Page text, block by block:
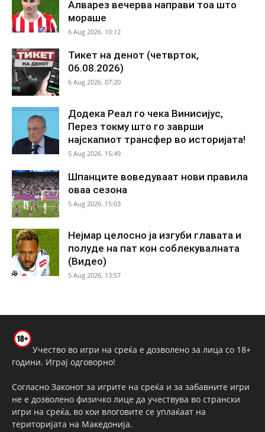
Алварез вечерва направи тоа што
мораше
6 Aug 2026. 10:12
Тикет на денот (четврток,
06.08.2026)
6 Aug 2026. 07:20
Додека Реал го чека Винисијус,
Перез токму што го заврши
најскапиот трансфер во историјата!
5 Aug 2026. 15:49
Шпанците воведуваат нови правила
оваа сезона
5 Aug 2026. 15:03
Нејмар целосно ја изгуби главата и
полуде на пат кон соблекувалната
(Видео)
5 Aug 2026. 13:57
Учество во игри на среќа е дозволено за лица со 18+
години. Играј одговорно!
Согласно Законот за игрите на среќа и за забавните игри
не е дозволено физичко лице да учествува во странски
игри на среќа, во кои влоговите се уплаќаат на
територијата на Македонија.